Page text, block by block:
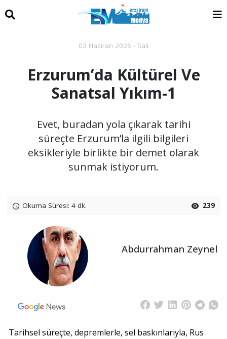
02 Haziran 2026 - Salı
Erzurum’da Kültürel Ve
Sanatsal Yıkım-1
Evet, buradan yola çıkarak tarihi
süreçte Erzurum’la ilgili bilgileri
eksikleriyle birlikte bir demet olarak
sunmak istiyorum.
Okuma Süresi: 4 dk. 239
Abdurrahman Zeynel
Tarihsel süreçte, depremlerle, sel baskınlarıyla, Rus